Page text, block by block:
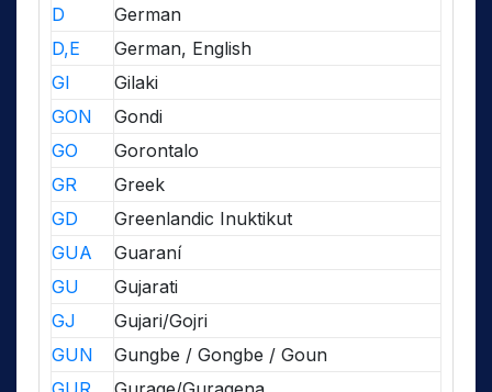
D
German
D,E
German, English
GI
Gilaki
GON
Gondi
GO
Gorontalo
GR
Greek
GD
Greenlandic Inuktikut
GUA
Guaraní
GU
Gujarati
GJ
Gujari/Gojri
GUN
Gungbe / Gongbe / Goun